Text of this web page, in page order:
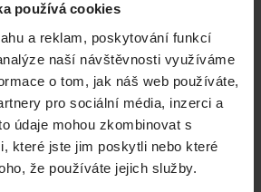
používá cookies
a reklam, poskytování funkcí
naší návštěvnosti využíváme
o tom, jak náš web používáte,
pro sociální média, inzerci a
údaje mohou zkombinovat s
které jste jim poskytli nebo které
že používáte jejich služby.